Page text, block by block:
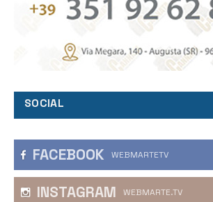
SOCIAL
FACEBOOK WEBMARTETV
INSTAGRAM WEBMARTE.TV